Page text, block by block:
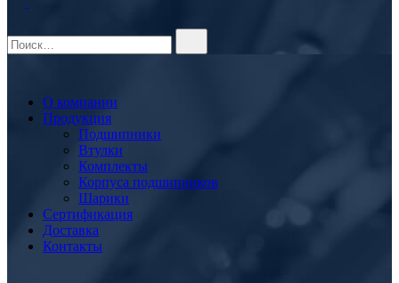
О компании
Продукция
Подшипники
Втулки
Комплекты
Корпуса подшипников
Шарики
Сертификация
Доставка
Контакты